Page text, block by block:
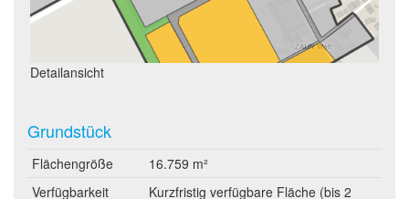
Detailansicht
Grundstück
Flächengröße
16.759 m²
Verfügbarkeit
Kurzfristig verfügbare Fläche (bis 2